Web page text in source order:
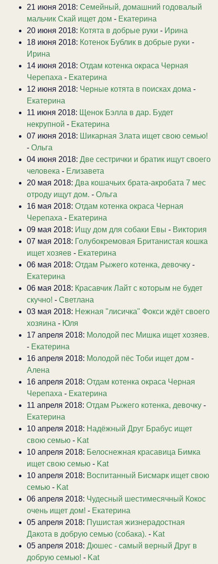
21 июня 2018: Семейный, домашний годовалый
мальчик Скай ищет дом - Екатерина
20 июня 2018: Котята в добрые руки - Ирина
18 июня 2018: Котенок Бублик в добрые руки -
Ирина
14 июня 2018: Отдам котенка окраса Черная
Черепаха - Екатерина
12 июня 2018: Черные котята в поисках дома -
Екатерина
11 июня 2018: Щенок Бэлла в дар. Будет
некрупной - Екатерина
07 июня 2018: Шикарная Злата ищет свою семью!
- Ольга
04 июня 2018: Две сестрички и братик ищут своего
человека - Елизавета
20 мая 2018: Два кошачьих брата-акробата 7 мес
отроду ищут дом. - Ольга
16 мая 2018: Отдам котенка окраса Черная
Черепаха - Екатерина
09 мая 2018: Ищу дом для собаки Евы - Виктория
07 мая 2018: Голубокремовая Британистая кошка
ищет хозяев - Екатерина
06 мая 2018: Отдам Рыжего котенка, девочку -
Екатерина
06 мая 2018: Красавчик Лайт с которым не будет
скучно! - Светлана
03 мая 2018: Нежная "лисичка" Фокси ждёт своего
хозяина - Юля
17 апреля 2018: Молодой пес Мишка ищет хозяев.
- Екатерина
16 апреля 2018: Молодой пёс Тоби ищет дом -
Алена
16 апреля 2018: Отдам котенка окраса Черная
Черепаха - Екатерина
11 апреля 2018: Отдам Рыжего котенка, девочку -
Екатерина
10 апреля 2018: Надёжный Друг Брабус ищет
свою семью - Kat
10 апреля 2018: Белоснежная красавица Бимка
ищет свою семью - Kat
10 апреля 2018: Воспитанный Бисмарк ищет свою
семью - Kat
06 апреля 2018: Чудесный шестимесячный Кокос
очень ищет дом! - Екатерина
05 апреля 2018: Пушистая жизнерадостная
Дакота в добрую семью (собака). - Kat
05 апреля 2018: Дюшес - самый верный Друг в
добрую семью! - Kat